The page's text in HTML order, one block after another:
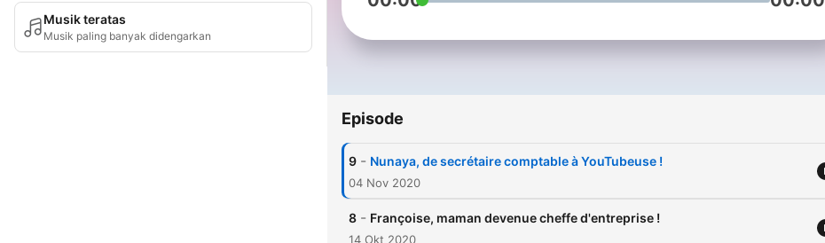
Musik teratas
Musik paling banyak didengarkan
Episode
9 - Nunaya, de secrétaire comptable à YouTubeuse !
04 Nov 2020
8 - Françoise, maman devenue cheffe d'entreprise !
14 Okt 2020